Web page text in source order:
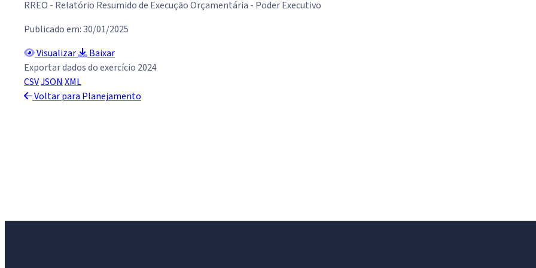
RREO - Relatório Resumido de Execução Orçamentária - Poder Executivo
Publicado em: 30/01/2025
Visualizar
Baixar
Exportar dados do exercício 2024
CSVJSON XML
Voltar para Planejamento